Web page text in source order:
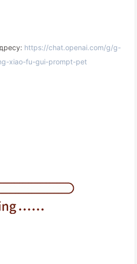
https://chat.openai.com/g/g-
xiao-fu-gui-prompt-pet